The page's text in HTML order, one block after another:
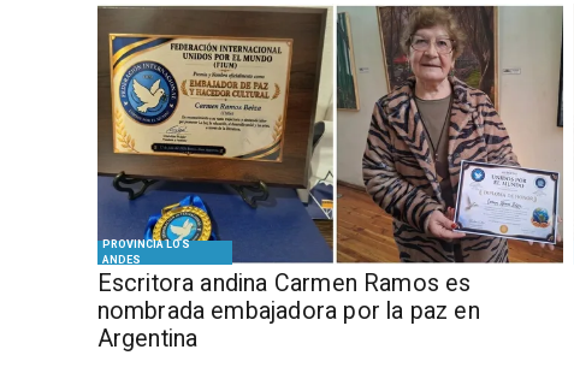
PROVINCIA LOS
ANDES
Escritora andina Carmen Ramos es
nombrada embajadora por la paz en
Argentina